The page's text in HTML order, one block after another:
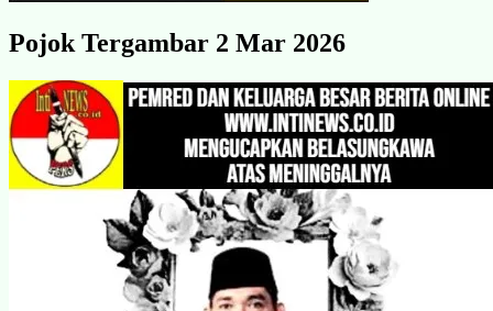
Pojok Tergambar 2 Mar 2026